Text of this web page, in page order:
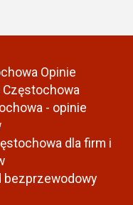
Opinie
- opinie
dla firm i
bezprzewodowy